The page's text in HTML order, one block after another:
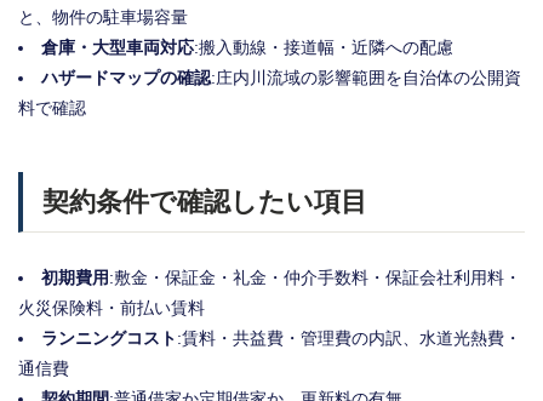
と、物件の駐車場容量
倉庫・大型車両対応:搬入動線・接道幅・近隣への配慮
ハザードマップの確認:庄内川流域の影響範囲を自治体の公開資
料で確認
契約条件で確認したい項目
初期費用:敷金・保証金・礼金・仲介手数料・保証会社利用料・
火災保険料・前払い賃料
ランニングコスト:賃料・共益費・管理費の内訳、水道光熱費・
通信費